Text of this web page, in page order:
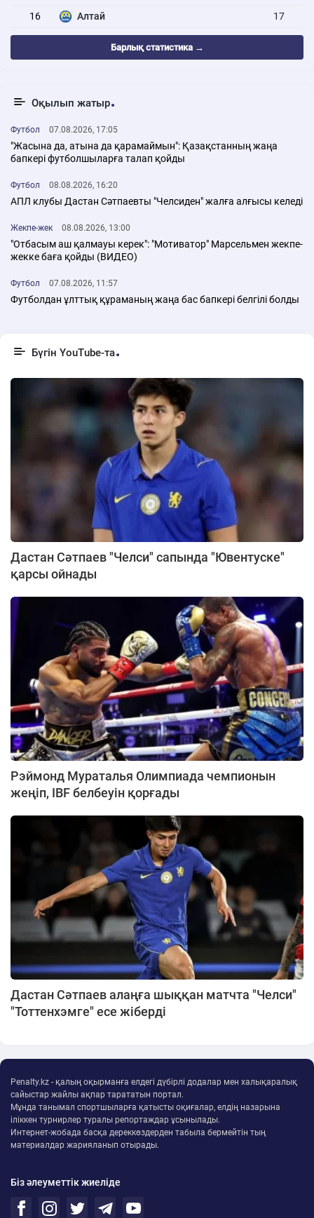
16
Алтай 17
Барлық статистика →
Оқылып жатыр
Футбол 07.08.2026, 17:05
"Жасына да, атына да қарамаймын": Қазақстанның жаңа
бапкері футболшыларға талап қойды
Футбол 08.08.2026, 16:20
АПЛ клубы Дастан Сәтпаевты "Челсиден" жалға алғысы келеді
Жекпе-жек 08.08.2026, 13:00
"Отбасым аш қалмауы керек": "Мотиватор" Марсельмен жекпе-
жекке баға қойды (ВИДЕО)
Футбол 07.08.2026, 11:57
Футболдан ұлттық құраманың жаңа бас бапкері белгілі болды
Бүгін YouTube-та
Дастан Сәтпаев "Челси" сапында "Ювентуске"
қарсы ойнады
Рэймонд Мураталья Олимпиада чемпионын
жеңіп, IBF белбеуін қорғады
Дастан Сәтпаев алаңға шыққан матчта "Челси"
"Тоттенхэмге" есе жіберді
Penalty.kz - қалың оқырманға елдегі дүбірлі додалар мен халықаралық
сайыстар жайлы ақпар тарататын портал.
Мұнда танымал спортшыларға қатысты оқиғалар, елдің назарына
іліккен турнирлер туралы репортаждар ұсынылады.
Интернет-жобада басқа дереккөздерден табыла бермейтін тың
материалдар жарияланып отырады.
Біз әлеуметтік жиеліде